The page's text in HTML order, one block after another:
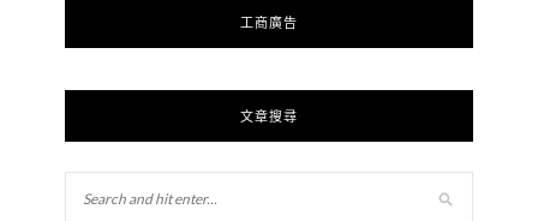
工商廣告
文章搜尋